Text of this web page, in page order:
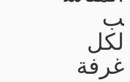
ب
لكل
غرفة